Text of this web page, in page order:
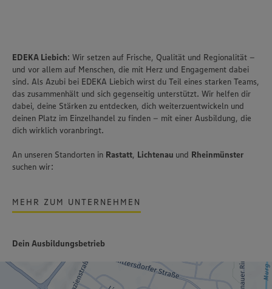
EDEKA Liebich: Wir setzen auf Frische, Qualität und Regionalität –
und vor allem auf Menschen, die mit Herz und Engagement dabei
sind. Als Azubi bei EDEKA Liebich wirst du Teil eines starken Teams,
das zusammenhält und sich gegenseitig unterstützt. Wir helfen dir
dabei, deine Stärken zu entdecken, dich weiterzuentwickeln und
deinen Platz im Einzelhandel zu finden – mit einer Ausbildung, die
dich wirklich voranbringt.
An unseren Standorten in Rastatt, Lichtenau und Rheinmünster
suchen wir:
MEHR ZUM UNTERNEHMEN
Dein Ausbildungsbetrieb